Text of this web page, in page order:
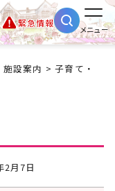
緊急情報
メニュー
施設案内 >子育て・
月7日